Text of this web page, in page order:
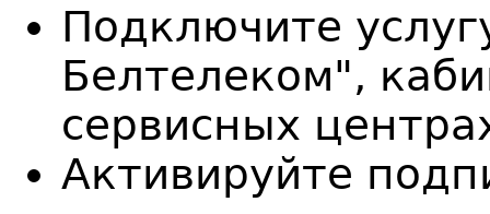
Подключите
Белтелеком",
сервисных
Активируйте